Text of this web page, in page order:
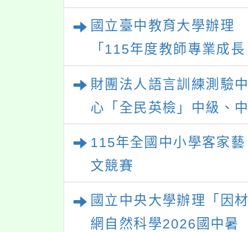
展的可能性」
國立臺中教育大學辦理
「115年度教師專業成長
財團法人語言訓練測驗中
心「全民英檢」中級、中
115年全國中小學客家藝
文競賽
國立中央大學辦理「因材
網自然科學2026國中暑